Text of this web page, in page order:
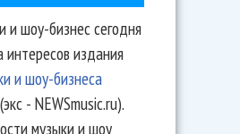
и шоу-бизнес сегодня
интересов издания
и шоу-бизнеса
- NEWSmusic.ru).
музыки и шоу